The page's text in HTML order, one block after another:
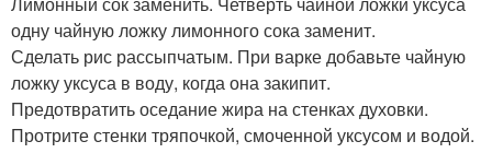
одну чайную ложку лимонного сока заменит.
Сделать рис рассыпчатым. При варке добавьте чайную
ложку уксуса в воду, когда она закипит.
Предотвратить оседание жира на стенках духовки.
Протрите стенки тряпочкой, смоченной уксусом и водой.